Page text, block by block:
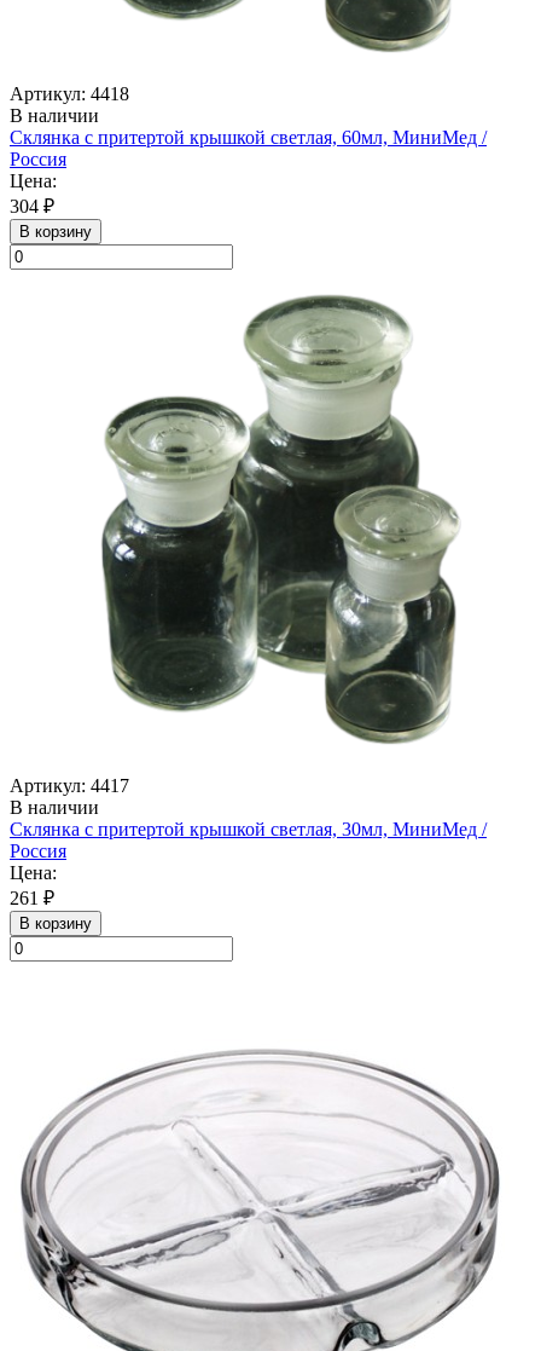
Артикул: 4418
В наличии
Склянка с притертой крышкой светлая, 60мл, МиниМед /
Россия
Цена:
304 ₽
В корзину
Артикул: 4417
В наличии
Склянка с притертой крышкой светлая, 30мл, МиниМед /
Россия
Цена:
261 ₽
В корзину